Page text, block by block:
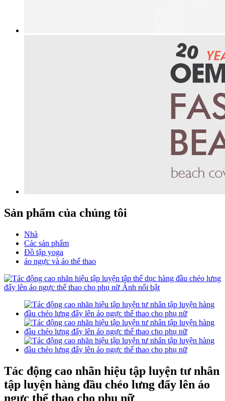
Sản phẩm của chúng tôi
Nhà
Các sản phẩm
Đồ tập yoga
áo ngực và áo thể thao
Tác động cao nhãn hiệu tập luyện tư nhân
tập luyện hàng đầu chéo lưng đẩy lên áo
ngực thể thao cho phụ nữ